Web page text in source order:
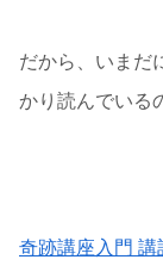
だから、いまだ
かり読んでいる
奇跡講座入門 講